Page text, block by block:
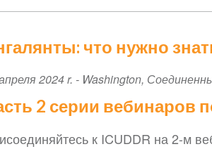
что нужно
2024 r. - Washington,
2 серии вебинаров
к ICUDDR на 2-м